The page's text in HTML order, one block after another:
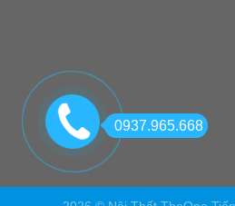
0937.965.668